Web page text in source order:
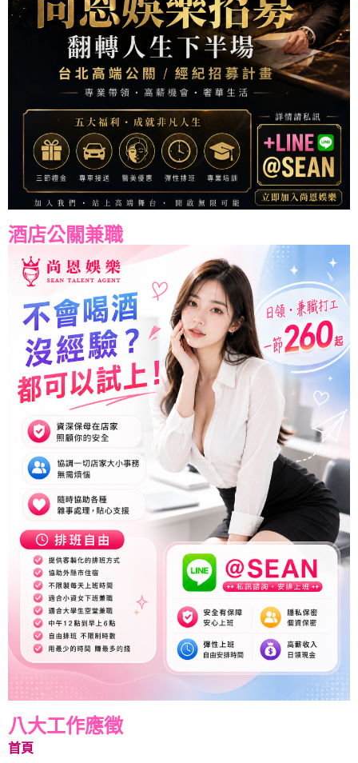
酒店公關兼職
八大工作應徵
首頁